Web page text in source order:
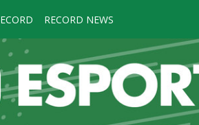
RECORD NEWS